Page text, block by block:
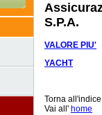
S.P.A.
VALORE PIU'
YACHT
Torna
Vai all' home